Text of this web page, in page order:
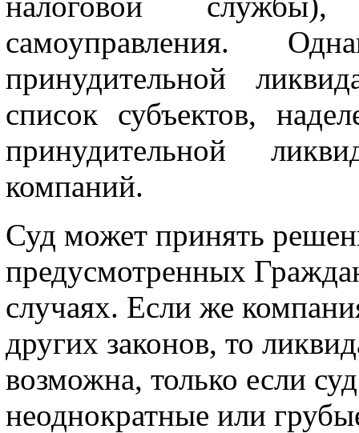
самоуправления.
принудительной
список субъектов,
принудительной
компаний.
Суд может принять
предусмотренных
случаях. Если же
других законов, то
возможна, только если
неоднократные или